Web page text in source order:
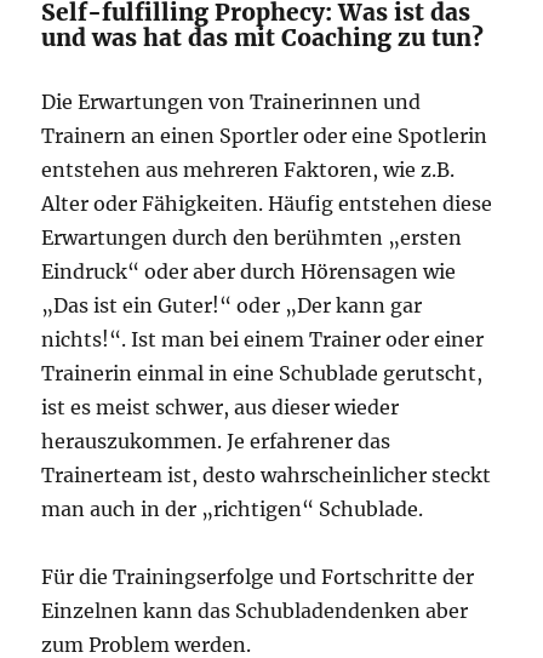
Self-fulfilling Prophecy: Was ist das
und was hat das mit Coaching zu tun?
Die Erwartungen von Trainerinnen und
Trainern an einen Sportler oder eine Spotlerin
entstehen aus mehreren Faktoren, wie z.B.
Alter oder Fähigkeiten. Häufig entstehen diese
Erwartungen durch den berühmten „ersten
Eindruck“ oder aber durch Hörensagen wie
„Das ist ein Guter!“ oder „Der kann gar
nichts!“. Ist man bei einem Trainer oder einer
Trainerin einmal in eine Schublade gerutscht,
ist es meist schwer, aus dieser wieder
herauszukommen. Je erfahrener das
Trainerteam ist, desto wahrscheinlicher steckt
man auch in der „richtigen“ Schublade.
Für die Trainingserfolge und Fortschritte der
Einzelnen kann das Schubladendenken aber
zum Problem werden.